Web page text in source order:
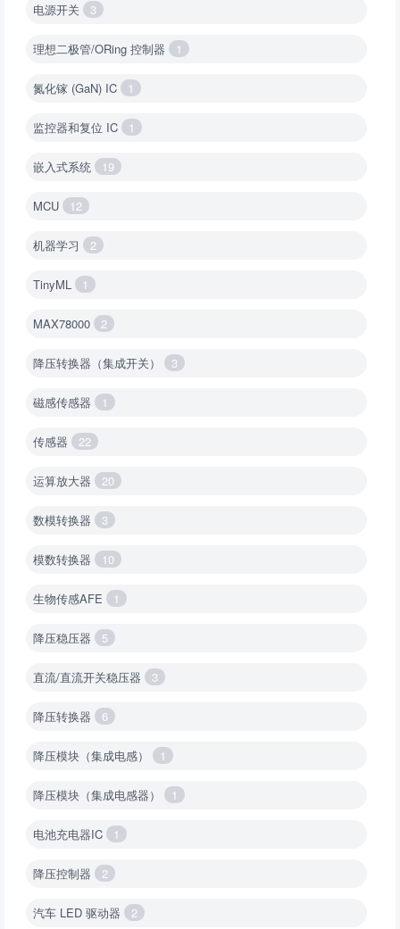
电源开关 3
理想二极管/ORing 控制器 1
氮化镓 (GaN) IC 1
监控器和复位 IC 1
嵌入式系统 19
MCU 12
机器学习 2
TinyML 1
MAX78000 2
降压转换器（集成开关） 3
磁感传感器 1
传感器 22
运算放大器 20
数模转换器 3
模数转换器 10
生物传感AFE 1
降压稳压器 5
直流/直流开关稳压器 3
降压转换器 6
降压模块（集成电感） 1
降压模块（集成电感器） 1
电池充电器IC 1
降压控制器 2
汽车 LED 驱动器 2